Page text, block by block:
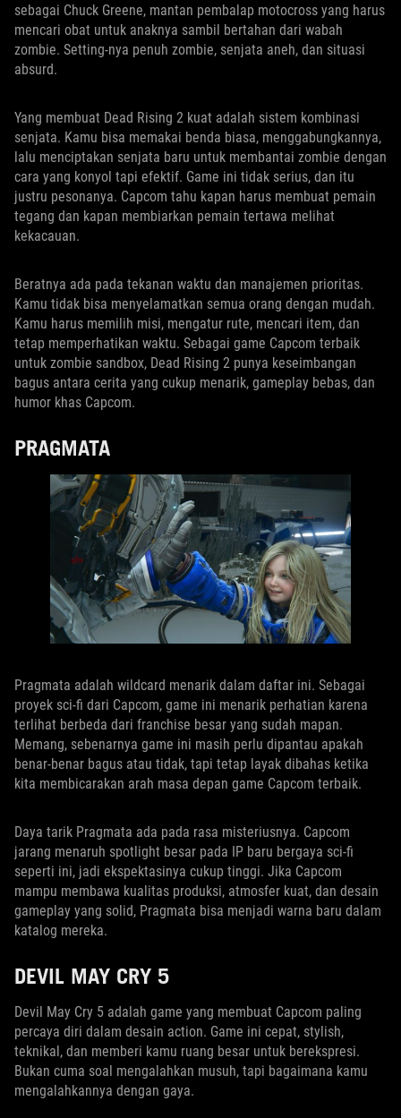
sebagai Chuck Greene, mantan pembalap motocross yang harus
mencari obat untuk anaknya sambil bertahan dari wabah
zombie. Setting-nya penuh zombie, senjata aneh, dan situasi
absurd.
Yang membuat Dead Rising 2 kuat adalah sistem kombinasi
senjata. Kamu bisa memakai benda biasa, menggabungkannya,
lalu menciptakan senjata baru untuk membantai zombie dengan
cara yang konyol tapi efektif. Game ini tidak serius, dan itu
justru pesonanya. Capcom tahu kapan harus membuat pemain
tegang dan kapan membiarkan pemain tertawa melihat
kekacauan.
Beratnya ada pada tekanan waktu dan manajemen prioritas.
Kamu tidak bisa menyelamatkan semua orang dengan mudah.
Kamu harus memilih misi, mengatur rute, mencari item, dan
tetap memperhatikan waktu. Sebagai game Capcom terbaik
untuk zombie sandbox, Dead Rising 2 punya keseimbangan
bagus antara cerita yang cukup menarik, gameplay bebas, dan
humor khas Capcom.
PRAGMATA
Pragmata adalah wildcard menarik dalam daftar ini. Sebagai
proyek sci-fi dari Capcom, game ini menarik perhatian karena
terlihat berbeda dari franchise besar yang sudah mapan.
Memang, sebenarnya game ini masih perlu dipantau apakah
benar-benar bagus atau tidak, tapi tetap layak dibahas ketika
kita membicarakan arah masa depan game Capcom terbaik.
Daya tarik Pragmata ada pada rasa misteriusnya. Capcom
jarang menaruh spotlight besar pada IP baru bergaya sci-fi
seperti ini, jadi ekspektasinya cukup tinggi. Jika Capcom
mampu membawa kualitas produksi, atmosfer kuat, dan desain
gameplay yang solid, Pragmata bisa menjadi warna baru dalam
katalog mereka.
DEVIL MAY CRY 5
Devil May Cry 5 adalah game yang membuat Capcom paling
percaya diri dalam desain action. Game ini cepat, stylish,
teknikal, dan memberi kamu ruang besar untuk berekspresi.
Bukan cuma soal mengalahkan musuh, tapi bagaimana kamu
mengalahkannya dengan gaya.